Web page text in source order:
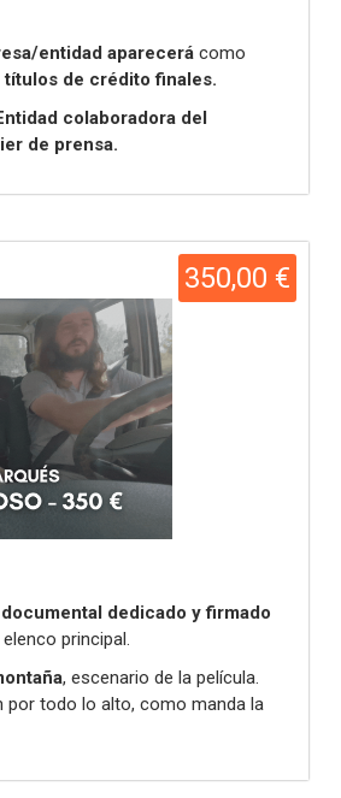
entidad aparecerá como
títulos de crédito finales.
colaboradora del
de prensa.
350,00 €
dedicado y firmado
principal.
, escenario de la película.
por todo lo alto, como manda la